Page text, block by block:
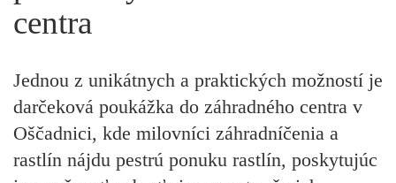
centra
Jednou z unikátnych a praktických možností je
darčeková poukážka do záhradného centra v
Oščadnici, kde milovníci záhradníčenia a
rastlín nájdu pestrú ponuku rastlín, poskytujúc